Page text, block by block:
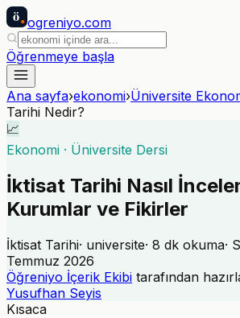
ö ogreniyo.com
Öğrenmeye başla
Ana sayfa›ekonomi›Üniversite
Tarihi Nedir?
📈
Ekonomi · Üniversite Dersi
İktisat Tarihi Nasıl
Kurumlar ve Fikirler
İktisat Tarihi· universite· 8 dk okuma·
Temmuz 2026
Öğreniyo İçerik Ekibi tarafından
Yusufhan Seyis
Kısaca